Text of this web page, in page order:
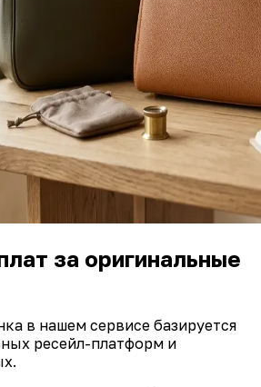
за оригинальные
в нашем сервисе базируется
ресейл-платформ и